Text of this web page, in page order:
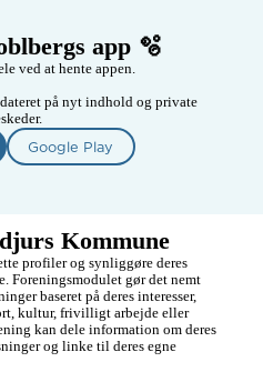
app 🫧
ved at hente appen.
på nyt indhold og private
Google Play
Kommune
profiler og synliggøre deres
Foreningsmodulet gør det nemt
baseret på deres interesser,
kultur, frivilligt arbejde eller
kan dele information om deres
og linke til deres egne